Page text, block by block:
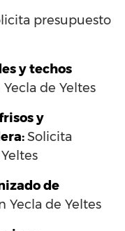
presupuesto
y techos
de Yeltes
y
Solicita
de
Yecla de Yeltes